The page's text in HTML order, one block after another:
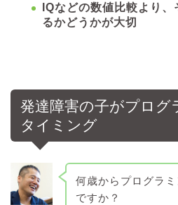
IQなどの数値比較より
るかどうかが大切
発達障害の子がプログ
タイミング
何歳からプログラ
ですか？